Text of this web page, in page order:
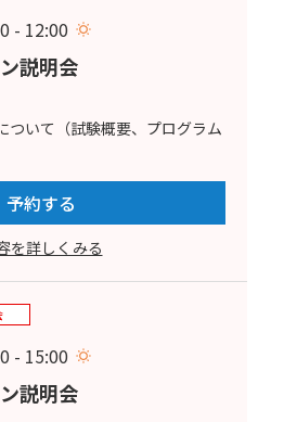
- 12:00
説明会
ついて（試験概要、プログラム
予約する
を詳しくみる
- 15:00
説明会